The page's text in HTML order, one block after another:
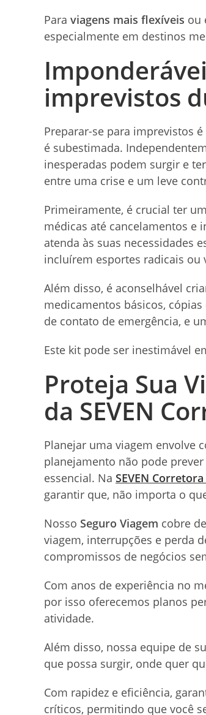
Para viagens mais flexíveis ou
especialmente em destinos
imprevistos
Preparar-se para imprevistos
é subestimada.
inesperadas podem surgir e
entre uma crise e um leve
Primeiramente, é crucial ter um
médicas até cancelamentos e
atenda às suas necessidades
incluírem esportes radicais ou
Além disso, é aconselhável
medicamentos básicos,
de contato de emergência, e
Este kit pode ser inestimável
Proteja Sua
da SEVEN
Planejar uma viagem envolve
planejamento não pode
essencial. Na SEVEN
garantir que, não importa o
Nosso Seguro Viagem cobre
viagem, interrupções e perda
compromissos de negócios
Com anos de experiência no
por isso oferecemos planos
atividade.
Além disso, nossa equipe de
que possa surgir, onde quer
Com rapidez e eficiência,
críticos, permitindo que você